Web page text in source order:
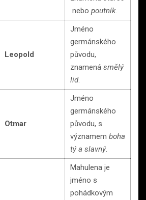
nebo poutník.
Leopold
Jméno
germánského
původu,
znamená smělý
lid.
Otmar
Jméno
germánského
původu, s
významem boha
tý a slavný
Mahulena je
jméno s
pohádkovým